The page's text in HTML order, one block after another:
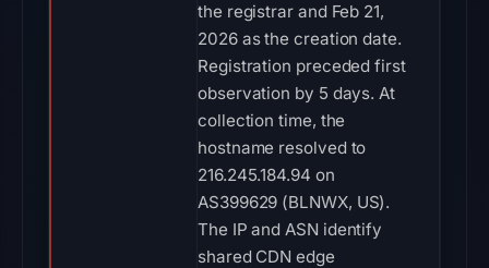
the registrar and Feb 21,
2026 as the creation date.
Registration preceded first
observation by 5 days. At
collection time, the
hostname resolved to
216.245.184.94 on
AS399629 (BLNWX, US).
The IP and ASN identify
shared CDN edge